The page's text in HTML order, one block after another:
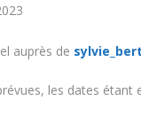
auprès de
les dates étant